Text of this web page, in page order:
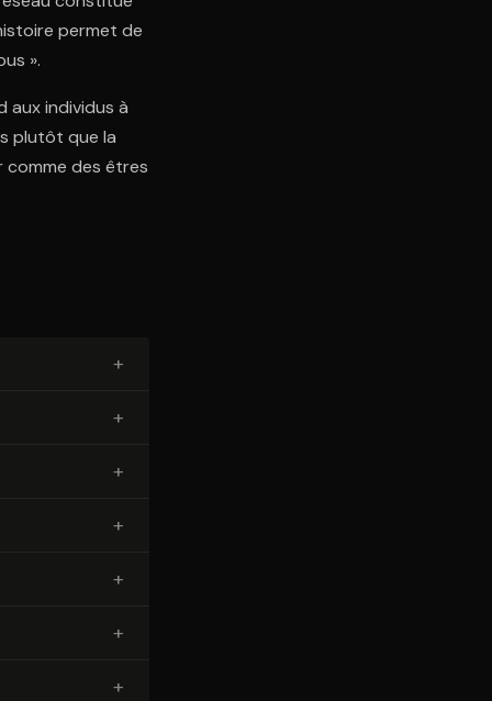
permet de
».
aux individus à
plutôt que la
comme des êtres
+
+
+
+
+
+
+